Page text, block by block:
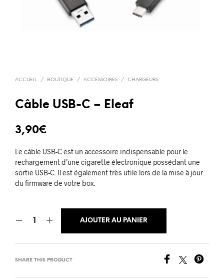
ACCUEIL / BOUTIQUE / ACCESSOIRES / CHARGEURS
Câble USB-C – Eleaf
3,90€
Le câble USB-C est un accessoire indispensable pour le
rechargement d’une cigarette électronique possédant une
sortie USB-C. Il est également très utile lors de la mise à jour
du firmware de votre box.
AJOUTER AU PANIER
SHARE THIS PRODUCT